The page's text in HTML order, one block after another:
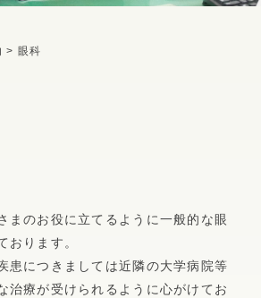
病でおかかりの患者さまへ
き
病・感染症内科
員の倫理・権利とお願い
らせ
薬事委員会からのお知らせ
院外処方箋疑義簡素化プロトコール
> 眼科
まのお役に立てるように一般的な眼
おります。
患につきましては近隣の大学病院等
治療が受けられるように心がけてお